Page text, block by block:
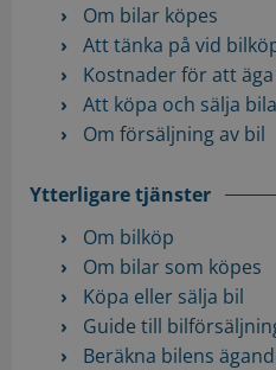
Om bilar köpes
Att tänka på vid
Kostnader för att
Att köpa och sälja
Om försäljning av bil
Ytterligare tjänster
Om bilköp
Om bilar som köpes
Köpa eller sälja bil
Guide till
Beräkna bilens